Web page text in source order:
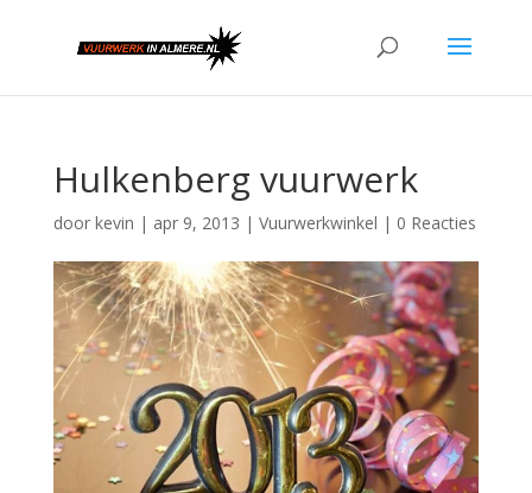
Hulkenberg vuurwerk
door kevin | apr 9, 2013 | Vuurwerkwinkel | 0 Reacties